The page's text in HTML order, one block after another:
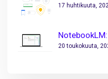
17 huhtikuuta,
20 toukokuuta,